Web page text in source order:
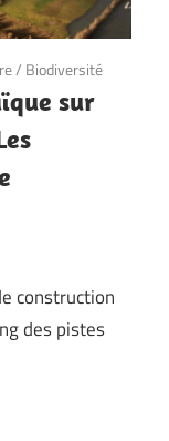
/ Biodiversité
sur
construction
des pistes